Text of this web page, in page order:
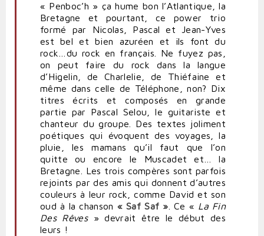
« Penboc’h » ça hume bon l’Atlantique, la
Bretagne et pourtant, ce power trio
formé par Nicolas, Pascal et Jean-Yves
est bel et bien azuréen et ils font du
rock…du rock en français. Ne fuyez pas,
on peut faire du rock dans la langue
d’Higelin, de Charlelie, de Thiéfaine et
même dans celle de Téléphone, non? Dix
titres écrits et composés en grande
partie par Pascal Selou, le guitariste et
chanteur du groupe. Des textes joliment
poétiques qui évoquent des voyages, la
pluie, les mamans qu’il faut que l’on
quitte ou encore le Muscadet et… la
Bretagne. Les trois compères sont parfois
rejoints par des amis qui donnent d’autres
couleurs à leur rock, comme David et son
oud à la chanson « Saf Saf » . Ce « La Fin
Des Rêves» devrait être le début des
leurs !